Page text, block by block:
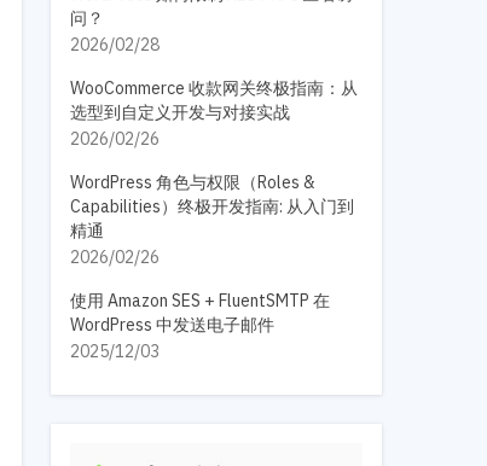
问？
2026/02/28
WooCommerce 收款网关终极指南：从
选型到自定义开发与对接实战
2026/02/26
WordPress 角色与权限（Roles &
Capabilities）终极开发指南: 从入门到
精通
2026/02/26
使用 Amazon SES + FluentSMTP 在
WordPress 中发送电子邮件
2025/12/03